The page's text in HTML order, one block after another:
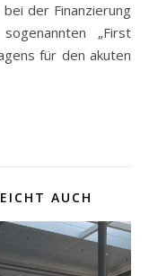
der Finanzierung
„First
für den akuten
AUCH